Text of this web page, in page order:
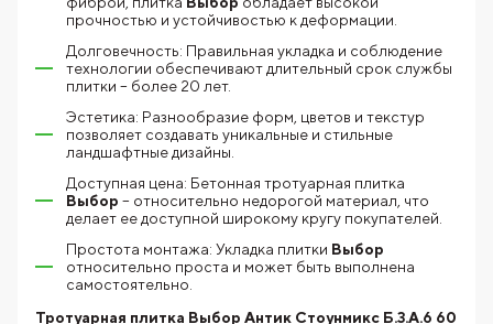
прочностью и устойчивостью к деформации.
Долговечность: Правильная укладка и соблюдение
технологии обеспечивают длительный срок службы
плитки – более 20 лет.
Эстетика: Разнообразие форм, цветов и текстур
позволяет создавать уникальные и стильные
ландшафтные дизайны.
Доступная цена: Бетонная тротуарная плитка
Выбор – относительно недорогой материал, что
делает ее доступной широкому кругу покупателей.
Простота монтажа: Укладка плитки Выбор
относительно проста и может быть выполнена
самостоятельно.
Тротуарная плитка Выбор Антик Стоунмикс Б.3.А.6 60